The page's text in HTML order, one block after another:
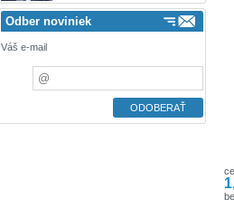
Odber noviniek
Váš e-mail